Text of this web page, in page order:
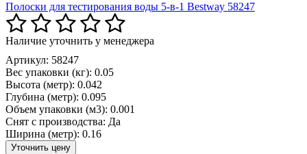
Полоски для тестирования воды 5-в-1 Bestway 58247
Наличие уточнить у менеджера
Артикул: 58247
Вес упаковки (кг): 0.05
Высота (метр): 0.042
Глубина (метр): 0.095
Объем упаковки (м3): 0.001
Снят с производства: Да
Ширина (метр): 0.16
Уточнить цену